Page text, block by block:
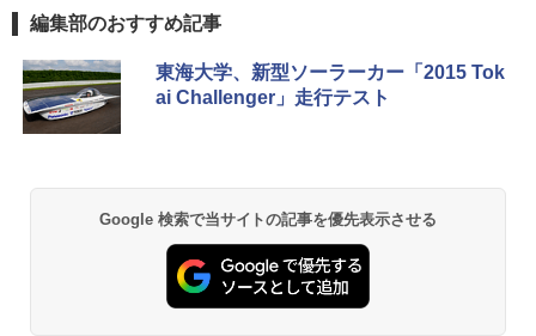
編集部のおすすめ記事
東海大学、新型ソーラーカー「2015 Tok
ai Challenger」走行テスト
Google 検索で当サイトの記事を優先表示させる